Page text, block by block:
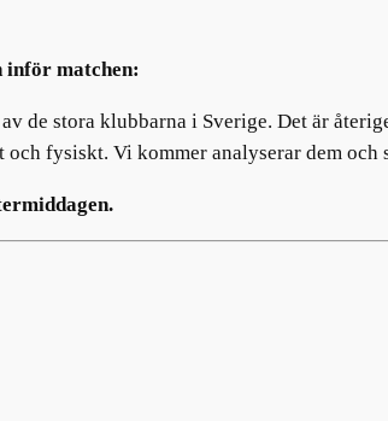
inför matchen:
de stora klubbarna i Sverige. Det är
och fysiskt. Vi kommer analyserar dem